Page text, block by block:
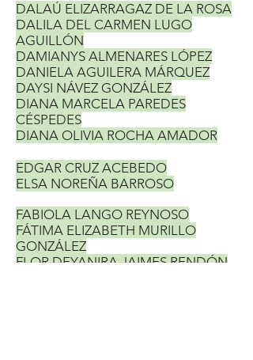
DALAÚ ELIZARRAGAZ DE LA ROSA
DALILA DEL CARMEN LUGO
AGUILLÓN
DAMIANYS ALMENARES LÓPEZ
DANIELA AGUILERA MÁRQUEZ
DAYSI NÁVEZ GONZÁLEZ
DIANA MARCELA PAREDES
CÉSPEDES
DIANA OLIVIA ROCHA AMADOR
EDGAR CRUZ ACEBEDO
ELSA NOREÑA BARROSO
FABIOLA LANGO REYNOSO
FÁTIMA ELIZABETH MURILLO
GONZÁLEZ
FLOR DEYANIRA JAIMES RENDÓN